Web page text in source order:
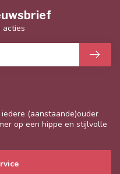
(aanstaande)ouder
op een hippe en stijlvolle
acties